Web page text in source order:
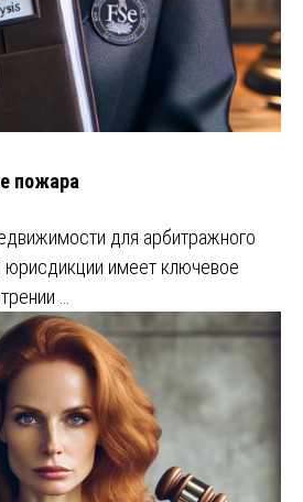
пожара
для арбитражного
имеет ключевое
…